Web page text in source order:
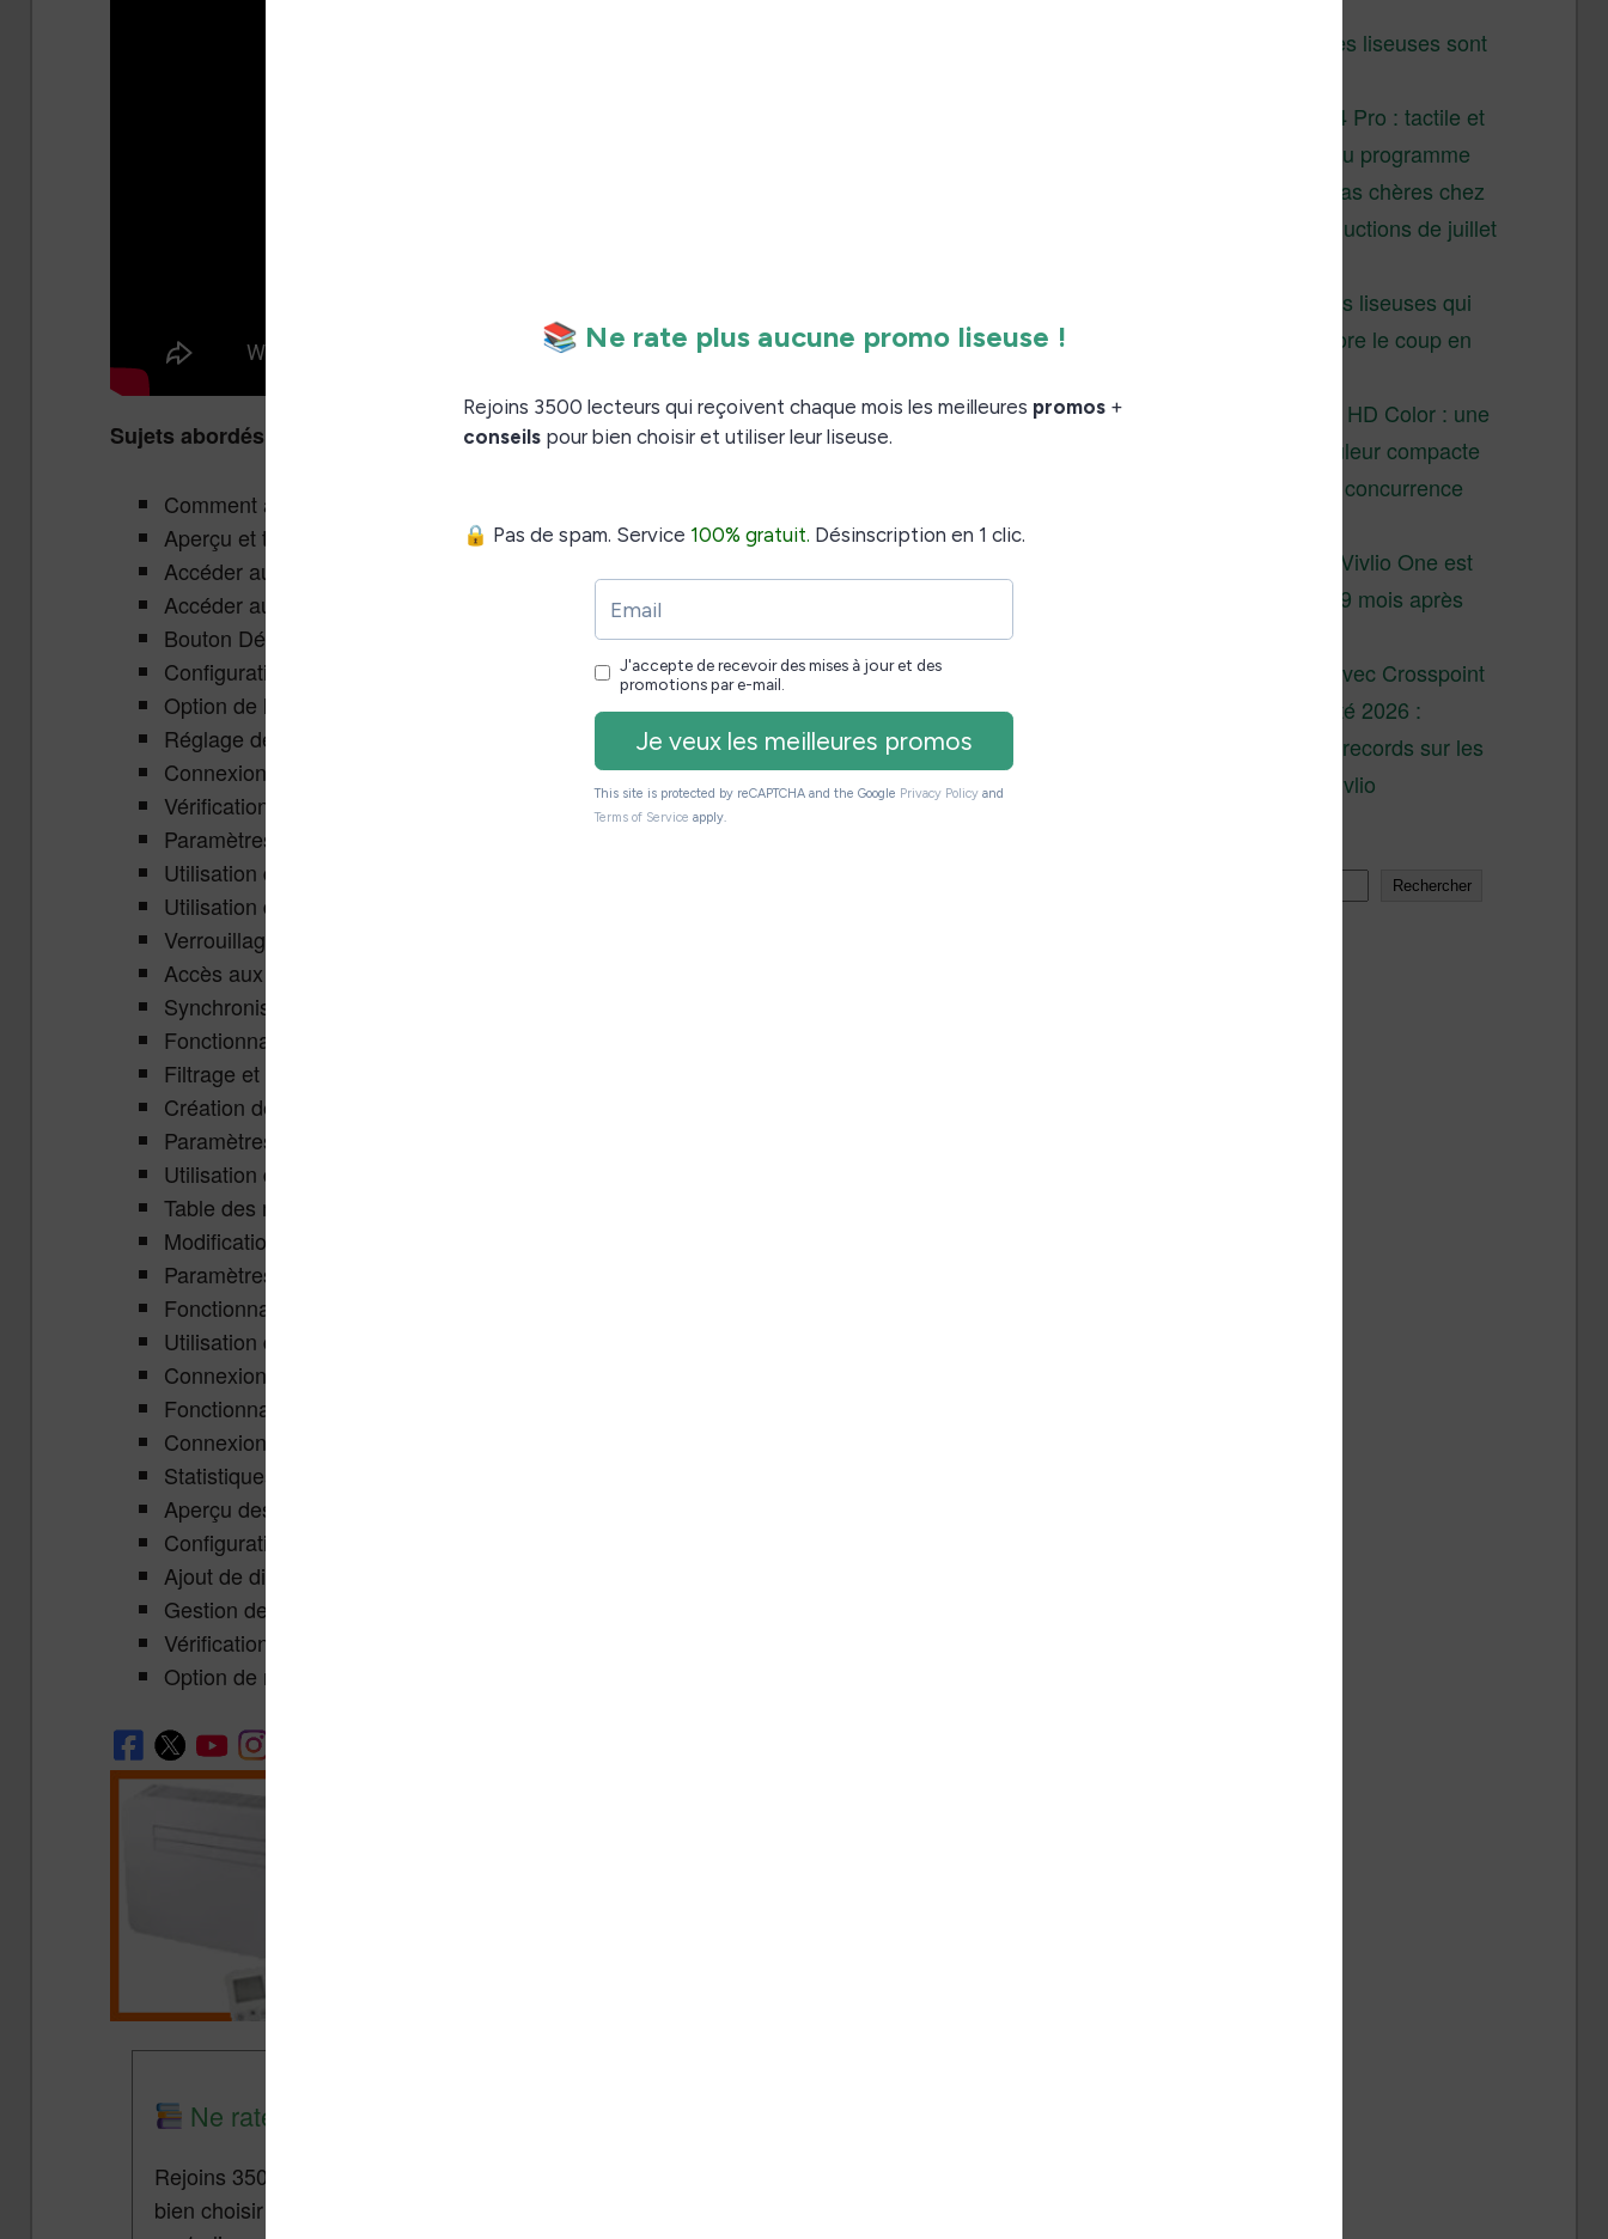
Sujets abordés dans ce tutoriel vidéo sur la liseuse Kobo Libra Colour :
Comment allumer la liseuse
Aperçu et tour de l’écran d’accueil
Accéder aux livres en cours de lecture
Accéder aux livres stockés dans votre bibliothèque
Bouton Découvrir pour la librairie Kobo (et télécharger des livres)
Configuration de la luminosité de l’écran
Option de lumière naturelle ou ComfortLight Pro
Réglage de la luminosité pour la lecture nocturne
Connexion au Wi-Fi
Vérification du niveau de la batterie
Paramètres d’économie d’énergie
Utilisation de la couverture de veille pour éteindre l’écran
Utilisation de l’écran tactile et des boutons physiques pour la navigation
Verrouillage de la liseuse avec un code PIN
Accès aux ebooks récemment consultés
Synchronisation des informations du compte Kobo
Fonctionnalités de recherche dans les livres et les annotations
Filtrage et organisation des livres et des livres audio
Création de collections
Paramètres de lecture : tourner les pages, surligner le texte et prendre des notes
Utilisation de la recherche pour les définitions et les ressources externes
Table des matières, annotations et outils de navigation
Modification des polices, des tailles, de l’espacement et de la justification
Paramètres pour le temps de lecture, les barres de progression et l’orientation
Fonctionnalité de mode sombre
Utilisation des paramètres de zoom pour les bandes dessinées et les mangas
Connexion d’appareils Bluetooth pour les livres audio
Fonctionnalités de liste de souhaits et de prise de notes
Connexion à Dropbox, Google Drive et Pocket
Statistiques de lecture et suivi de l’activité
Aperçu des fonctionnalités bêta
Configuration du compte Kobo et des paramètres de l’appareil
Ajout de dictionnaires et de contrôles parentaux
Gestion des téléchargements d’ebooks et des importations via USB
Vérification des mises à jour logicielles
Option de réinitialisation aux paramètres d’usine
Ne rate plus aucune promo liseuse !
Rejoins 3500 lecteurs qui reçoivent chaque mois les meilleures promos + conseils pour
bien choisir et utiliser leur liseuse.
Pourquoi les liseuses sont
XTEINK X4 Pro : tactile et
éclairage au programme
Liseuses pas chères chez
Vivlio – réductions de juillet
3 anciennes liseuses qui
valent encore le coup en
Vivlio Light HD Color : une
liseuse couleur compacte
à prix défiant toute concurrence
La liseuse Vivlio One est
un succès 9 mois après
XTEINK X4 : test avec Crosspoint
Soldes d’été 2026 :
réductions records sur les
liseuses Kobo et Vivlio
Rechercher